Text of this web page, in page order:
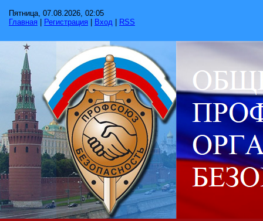
Пятница, 07.08.2026, 02:05
Главная
Регистрация Вход RSS